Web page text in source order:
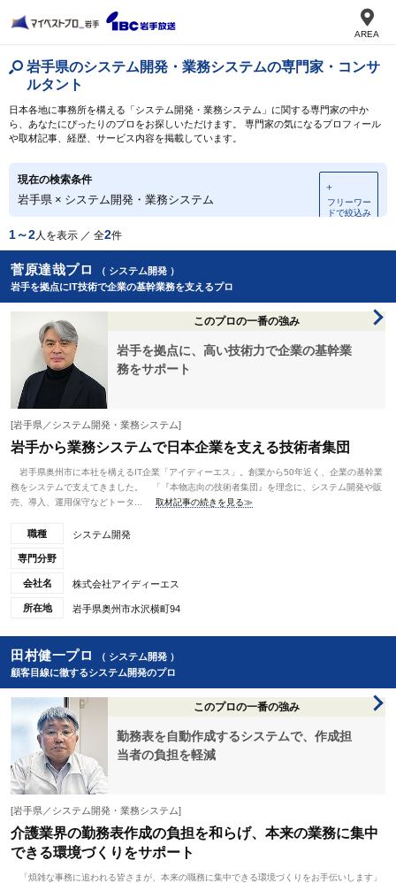
AREA
岩手県のシステム開発・業務システムの専門家・コンサ
ルタント
日本各地に事務所を構える「システム開発・業務システム」に関する専門家の中か
ら、あなたにぴったりのプロをお探しいただけます。 専門家の気になるプロフィール
や取材記事、経歴、サービス内容を掲載しています。
現在の検索条件
岩手県 × システム開発・業務システム
＋
フリーワー
ドで絞込み
1～2人を表示 ／ 全2件
菅原達哉プロ
（ システム開発 ）
岩手を拠点にIT技術で企業の基幹業務を支えるプロ
このプロの一番の強み
岩手を拠点に、高い技術力で企業の基幹業
務をサポート
[岩手県／システム開発・業務システム]
岩手から業務システムで日本企業を支える技術者集団
岩手県奥州市に本社を構えるIT企業「アイディーエス」。創業から50年近く、企業の基幹業
務をシステムで支えてきました。 「『本物志向の技術者集団』を理念に、システム開発や販
売、導入、運用保守などトータ...
取材記事の続きを見る≫
職種 システム開発
専門分野
会社名 株式会社アイディーエス
所在地 岩手県奥州市水沢横町94
田村健一プロ
（ システム開発 ）
顧客目線に徹するシステム開発のプロ
このプロの一番の強み
勤務表を自動作成するシステムで、作成担
当者の負担を軽減
[岩手県／システム開発・業務システム]
介護業界の勤務表作成の負担を和らげ、本来の業務に集中
できる環境づくりをサポート
「煩雑な事務に追われる皆さまが、本来の職務に集中できる環境づくりをお手伝いします」